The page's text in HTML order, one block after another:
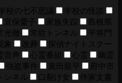
校の七不思議
学校の怪談
宜保愛子 家族失踪
島根県
光徹 常紋トンネル
平将門
象 改葬
探偵ナイトスクー
音声 心霊番組 心霊
幽霊
強盗事件 廣田龍平
府中市
ンネル 口裂け女
伴家文書